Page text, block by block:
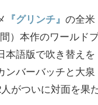
『グリンチ』 の全米
）本作のワールド
本語版で吹き替えを
ンバーバッチと大泉
がついに対面を果